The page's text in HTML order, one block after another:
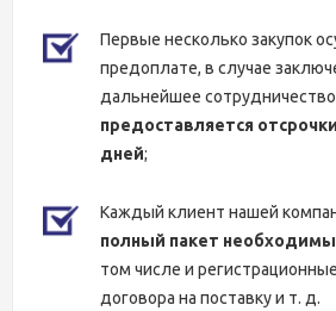
Первые несколько закупок
предоплате, в случае
дальнейшее
предоставляется
дней;
Каждый клиент нашей
полный пакет
том числе и
договора на поставку и т. д.